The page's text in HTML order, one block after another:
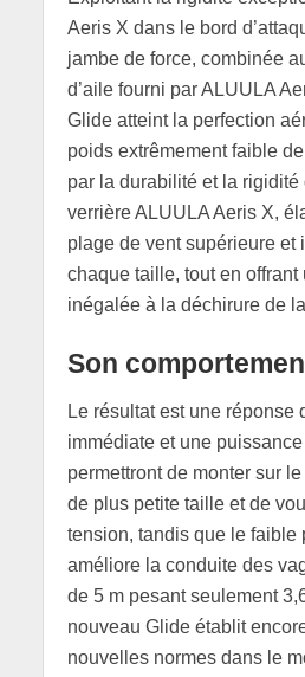
Aeris X dans le bord
jambe de force, combinée
d’aile fourni par ALUULA
Glide atteint la perfection
poids extrêmement faible
par la durabilité et la
verrière ALUULA Aeris X,
plage de vent supérieure et
chaque taille, tout en offrant
inégalée à la déchirure de
Son
Le résultat est une réponse
immédiate et une
permettront de monter sur
de plus petite taille et de
tension, tandis que le faible
améliore la conduite des
de 5 m pesant seulement
nouveau Glide établit
nouvelles normes dans le